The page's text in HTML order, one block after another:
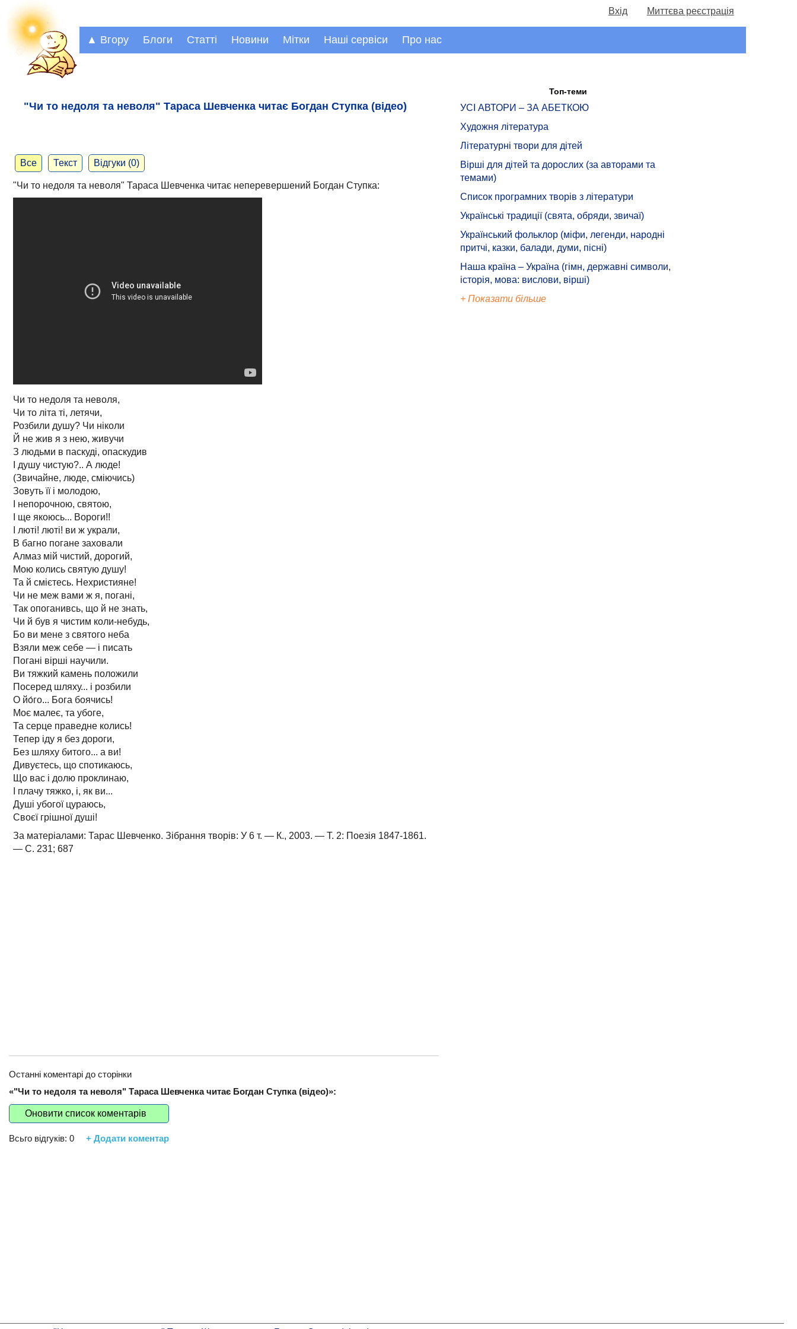
Вхід Миттєва реєстрація
▲ Вгору Блоги Статті Новини Мітки Наші сервіси Про нас
"Чи то недоля та неволя" Тараса Шевченка читає Богдан Ступка (відео)
Все Текст Відгуки (0)
"Чи то недоля та неволя" Тараса Шевченка читає неперевершений Богдан Ступка:
Чи то недоля та неволя,
Чи то літа ті, летячи,
Розбили душу? Чи ніколи
Й не жив я з нею, живучи
З людьми в паскуді, опаскудив
І душу чистую?.. А люде!
(Звичайне, люде, сміючись)
Зовуть її і молодою,
І непорочною, святою,
І ще якоюсь... Вороги!!
І люті! люті! ви ж украли,
В багно погане заховали
Алмаз мій чистий, дорогий,
Мою колись святую душу!
Та й смієтесь. Нехристияне!
Чи не меж вами ж я, погані,
Так опоганивсь, що й не знать,
Чи й був я чистим коли-небудь,
Бо ви мене з святого неба
Взяли меж себе — і писать
Погані вірші научили.
Ви тяжкий камень положили
Посеред шляху... і розбили
О йо́го... Бога боячись!
Моє малеє, та убоге,
Та серце праведне колись!
Тепер іду я без дороги,
Без шляху битого... а ви!
Дивуєтесь, що спотикаюсь,
Що вас і долю проклинаю,
І плачу тяжко, і, як ви...
Душі убогої цураюсь,
Своєї грішної душі!
За матеріалами: Тарас Шевченко. Зібрання творів: У 6 т. — К., 2003. — Т. 2: Поезія 1847-1861.
— С. 231; 687
Останні коментарі до сторінки
«"Чи то недоля та неволя" Тараса Шевченка читає Богдан Ступка (відео)»:
Оновити список коментарів
Всьго відгуків: 0 + Додати коментар
Топ-теми
УСІ АВТОРИ – ЗА АБЕТКОЮ
Художня література
Літературні твори для дітей
Вірші для дітей та дорослих (за авторами та
темами)
Список програмних творів з літератури
Українські традиції (свята, обряди, звичаї)
Український фольклор (міфи, легенди, народні
притчі, казки, балади, думи, пісні)
Наша країна – Україна (гімн, державні символи,
історія, мова: вислови, вірші)
+ Показати більше